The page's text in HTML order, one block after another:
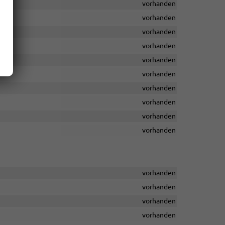
vorhanden
vorhanden
vorhanden
vorhanden
vorhanden
vorhanden
vorhanden
vorhanden
vorhanden
vorhanden
vorhanden
vorhanden
vorhanden
vorhanden